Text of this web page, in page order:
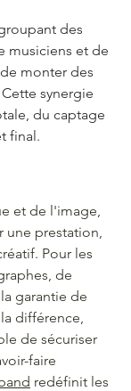
des
musiciens et de
monter des
synergie
du captage
final.
et de l'image,
prestation,
Pour les
de
garantie de
différence,
de sécuriser
faire
redéfinit les